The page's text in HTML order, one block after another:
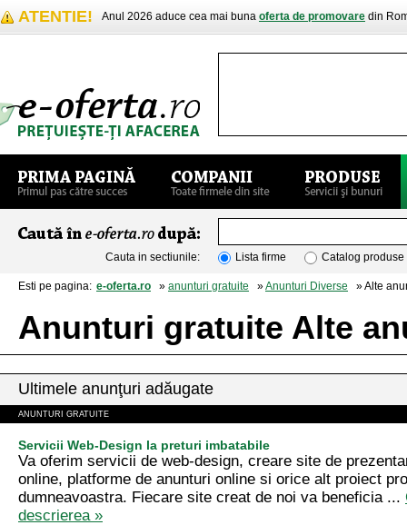
ATENTIE! Anul 2026 aduce cea mai buna oferta de promovare din
Cauta in sectiunile: Lista firme Catalog produse
Esti pe pagina: e-oferta.ro » anunturi gratuite »Anunturi Diverse » Alte
Anunturi gratuite Alte
Ultimele anunţuri adăugate
ANUNTURI GRATUITE
Servicii Web-Design la preturi imbatabile
Va oferim servicii de web-design, creare site de
online, platforme de anunturi online si orice alt proiect
dumneavoastra. Fiecare site creat de noi va beneficia ...
descrierea »